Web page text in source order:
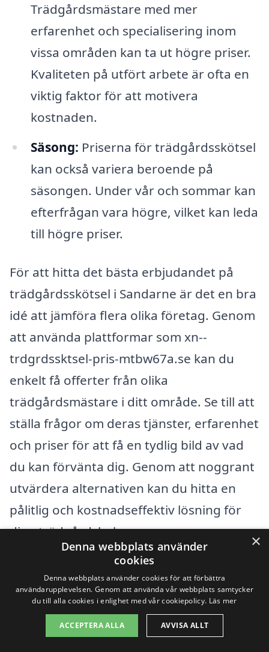
Trädgårdsmästare med mer
erfarenhet och specialisering inom
vissa områden kan ta ut högre priser.
Kvaliteten på utfört arbete är ofta en
viktig faktor för att motivera
kostnaden.
Säsong: Priserna för trädgårdsskötsel
kan också variera beroende på
säsongen. Under vår och sommar kan
efterfrågan vara högre, vilket kan leda
till högre priser.
För att hitta det bästa erbjudandet på
trädgårdsskötsel i Sandarne är det en bra
idé att jämföra flera olika företag. Genom
att använda plattformar som xn--
trdgrdssktsel-pris-mtbw67a.se kan du
enkelt få offerter från olika
trädgårdsmästare i ditt område. Se till att
ställa frågor om deras tjänster, erfarenhet
och priser för att få en tydlig bild av vad
du kan förvänta dig. Genom att noggrant
utvärdera alternativen kan du hitta en
pålitlig och kostnadseffektiv lösning för
dina trädgårdsbehov.
Få 3 erbjudanden, gratis och utan
förpliktelser
×
Denna webbplats använder
cookies
Denna webbplats använder cookies för att förbättra
användarupplevelsen. Genom att använda vår webbplats samtycker
du till alla cookies i enlighet med vår cookiepolicy. Läs mer
ACCEPTERA ALLA AVVISA ALLT